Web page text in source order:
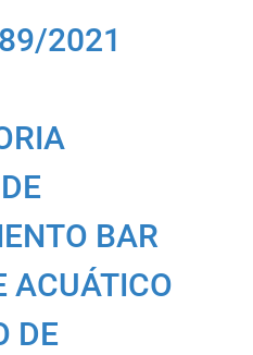
2021
BAR
ACUÁTICO
DE